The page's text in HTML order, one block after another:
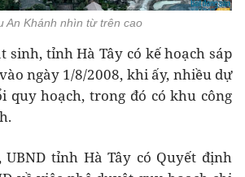
An Khánh nhìn từ trên cao
sinh, tỉnh Hà Tây có kế hoạch sáp
ngày 1/8/2008, khi ấy, nhiều dự
quy hoạch, trong đó có khu công
UBND tỉnh Hà Tây có Quyết định